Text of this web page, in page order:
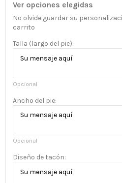
Ver opciones elegidas
No olvide guardar su
carrito
Talla (largo del pie):
Opcional
Ancho del pie:
Opcional
Diseño de tacón: